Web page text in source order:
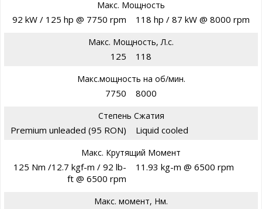
Макс. Мощность
92 kW / 125 hp @ 7750 rpm 118 hp / 87 kW @ 8000 rpm
Макс. Мощность, Л.с.
125 118
Макс.мощность на об/мин.
7750 8000
Степень Сжатия
Premium unleaded (95 RON) Liquid cooled
Макс. Крутящий Момент
125 Nm /12.7 kgf-m / 92 lb-
ft @ 6500 rpm
11.93 kg-m @ 6500 rpm
Макс. момент, Нм.